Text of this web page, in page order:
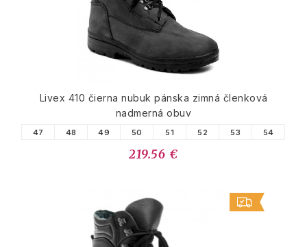
Livex 410 čierna nubuk pánska zimná členková
nadmerná obuv
47 48 49 50 51 52 53 54
219.56 €